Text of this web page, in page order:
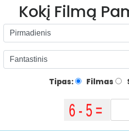
Kokį Filmą
Tipas: Filmas